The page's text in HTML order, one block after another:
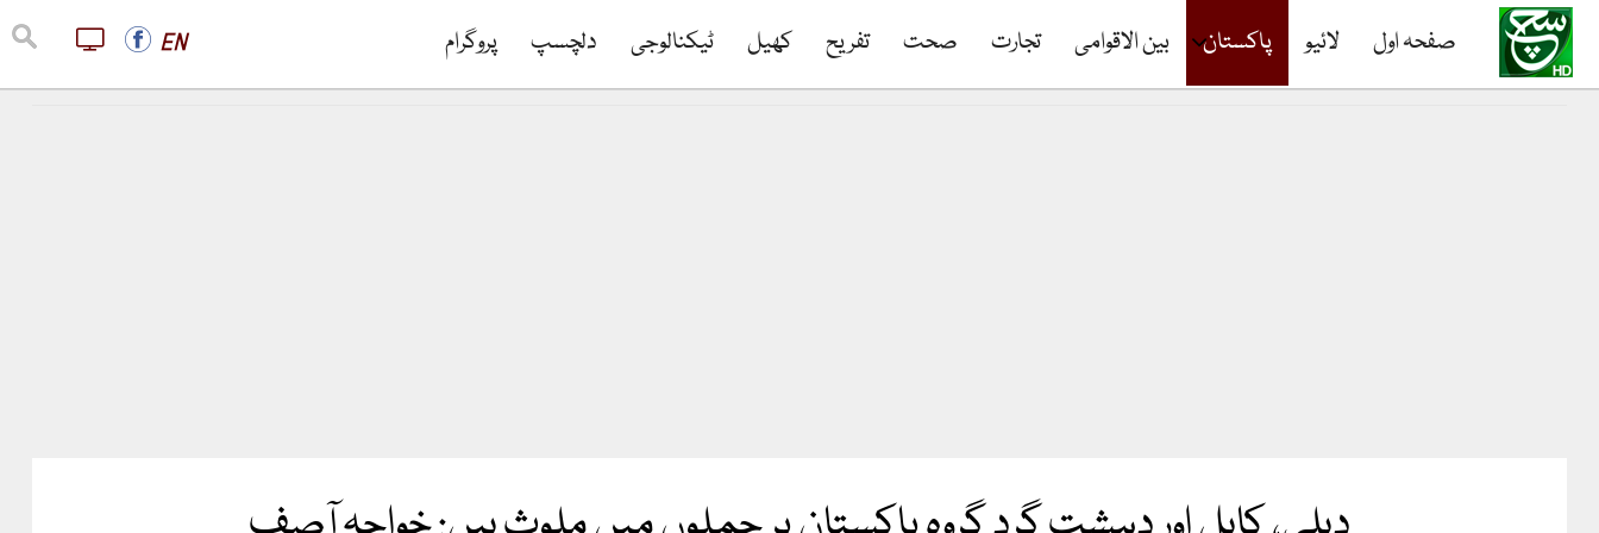
صفحہ اول لائیو پاکستان بین الاقوامی تجارت صحت تفریح کھیل ٹیکنالوجی دلچسپ پروگرام EN